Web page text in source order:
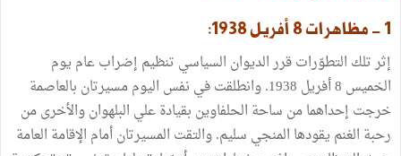
1 - مظاهرات 8 أفريل 1938:
إثر تلك التطوّرات قرر الديوان السياسي تنظيم إضراب عام يوم
الخميس 8 أفريل 1938. وانطلقت في نفس اليوم مسيرتان بالعاصمة
خرجت إحداهما من ساحة الحلفاوين بقيادة علي البلهوان والأخرى من
رحبة الغنم يقودها المنجي سليم. والتقت المسيرتان أمام الإقامة العامة